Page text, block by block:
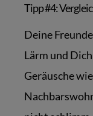
Tipp #4:
Deine
Lärm und
Geräusche